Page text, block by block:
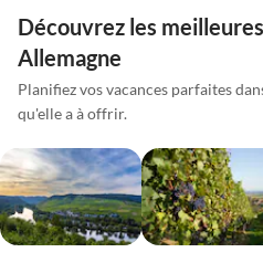
Découvrez les
Allemagne
Planifiez vos vacances parfaites
qu'elle a à offrir.